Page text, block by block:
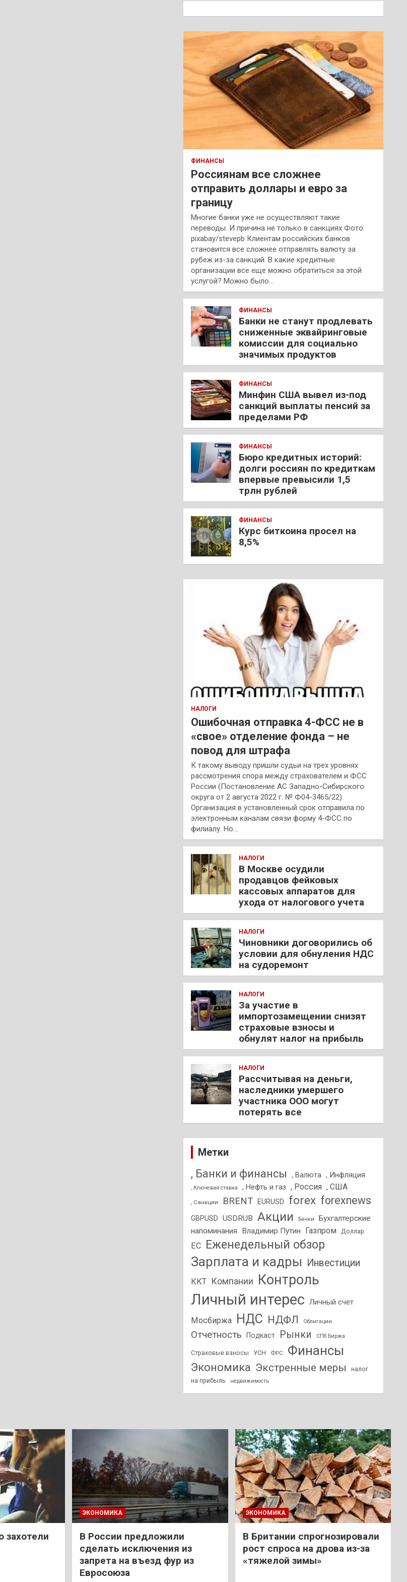
к
ФИНАНСЫ
Россиянам все сложнее
отправить доллары и евро за
границу
Многие банки уже не осуществляют такие
переводы. И причина не только в санкциях Фото:
pixabay/stevepb Клиентам российских банков
становится все сложнее отправлять валюту за
рубеж из-за санкций. В какие кредитные
организации все еще можно обратиться за этой
услугой? Можно было…
ФИНАНСЫ
Банки не станут продлевать
сниженные эквайринговые
комиссии для социально
значимых продуктов
ФИНАНСЫ
Минфин США вывел из-под
санкций выплаты пенсий за
пределами РФ
ФИНАНСЫ
Бюро кредитных историй:
долги россиян по кредиткам
впервые превысили 1,5
трлн рублей
ФИНАНСЫ
Курс биткоина просел на
8,5%
НАЛОГИ
Ошибочная отправка 4-ФСС не в
«свое» отделение фонда – не
повод для штрафа
К такому выводу пришли судьи на трех уровнях
рассмотрения спора между страхователем и ФСС
России (Постановление АС Западно-Сибирского
округа от 2 августа 2022 г. № Ф04-3465/22).
Организация в установленный срок отправила по
электронным каналам связи форму 4-ФСС по
филиалу. Но…
НАЛОГИ
В Москве осудили
продавцов фейковых
кассовых аппаратов для
ухода от налогового учета
НАЛОГИ
Чиновники договорились об
условии для обнуления НДС
на судоремонт
НАЛОГИ
За участие в
импортозамещении снизят
страховые взносы и
обнулят налог на прибыль
НАЛОГИ
Рассчитывая на деньги,
наследники умершего
участника ООО могут
потерять все
Метки
, Банки и финансы , Валюта , Инфляция
, Ключевая ставка , Нефть и газ , Россия , США
, Санкции BRENT EURUSD forex forexnews
GBPUSD USDRUB Акции Банки
Бухгалтерские
напоминания
Владимир Путин Газпром Доллар
ЕС Еженедельный обзор
Зарплата и кадры Инвестиции
ККТ Компании Контроль
Личный интерес Личный счет
Мосбиржа НДС НДФЛ Облигации
Отчетность Подкаст Рынки СПб Биржа
Страховые взносы УСН ФРС Финансы
Экономика Экстренные меры
налог
на прибыль
недвижимость
захотели
ЭКОНОМИКА
В России предложили
сделать исключения из
запрета на въезд фур из
Евросоюза
ЭКОНОМИКА
В Британии спрогнозировали
рост спроса на дрова из-за
«тяжелой зимы»